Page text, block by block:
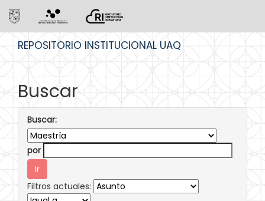
REPOSITORIO INSTITUCIONAL UAQ
Buscar
Buscar:
por
Filtros actuales: